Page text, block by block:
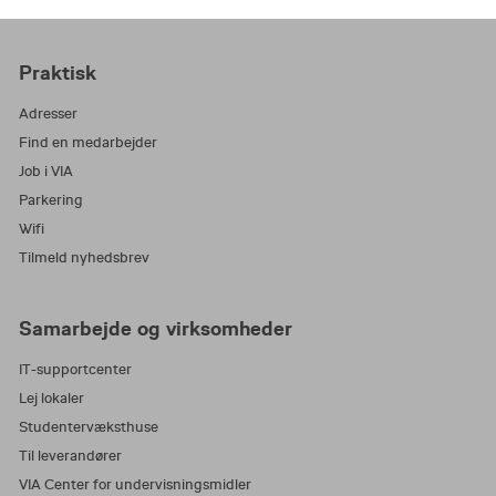
udvikler, deler og anvender viden. Og vi fejler,
lærende fællesskaber, vi sætter det stærkeste
aftryk. Derfor arbejder vi i VIA mod en enkel,
fælles vision: Tag ansvar. Flyt grænser. Lær
sammen.
Praktisk
Adresser
Find en medarbejder
Job i VIA
Parkering
Wifi
Tilmeld nyhedsbrev
Samarbejde og virksomheder
IT-supportcenter
Lej lokaler
Studentervæksthuse
Til leverandører
VIA Center for undervisningsmidler